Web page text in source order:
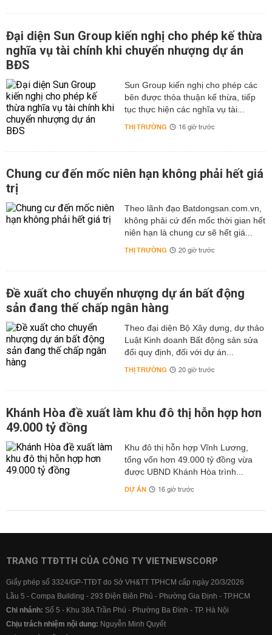
Đại diện Sun Group kiến nghị cho phép kế thừa
nghĩa vụ tài chính khi chuyển nhượng dự án
BĐS
Sun Group kiến nghị cho phép các
bên được thỏa thuận kế thừa, tiếp
tục thực hiện các nghĩa vụ tài...
THỊ TRƯỜNG 16 giờ trước
Chung cư đến mốc niên hạn không phải hết giá
trị
Theo lãnh đạo Batdongsan.com.vn,
không phải cứ đến mốc thời gian hết
niên hạn là chung cư sẽ hết giá...
THỊ TRƯỜNG 20 giờ trước
Đề xuất cho chuyển nhượng dự án bất động
sản đang thế chấp ngân hàng
Theo đại diện Bộ Xây dựng, dự thảo
Luật Kinh doanh Bất động sản sửa
đổi quy định, đối với dự án...
THỊ TRƯỜNG 20 giờ trước
Khánh Hòa đề xuất làm khu đô thị hỗn hợp hơn
49.000 tỷ đồng
Khu đô thị hỗn hợp Vĩnh Lương,
tổng vốn hơn 49.000 tỷ đồng vừa
được UBND Khánh Hòa trình...
DỰ ÁN 16 giờ trước
TRANG TTĐTTH CỦA CÔNG TY VIETNEWSCORP
Giấy phép số 3324/GP-TTĐT do Sở VH&TT TPHCM cấp ngày 20/3/2026
Lầu 5 - Compa Building - 293 Điện Biên Phủ - Phường Gia Định - TP.HCM
Chi nhánh: Số 5 - Khu 38A Trần Phú - Phường Ba Đình - TP. Hà Nội
Chịu trách nhiệm nội dung: Nguyễn Minh Quyết